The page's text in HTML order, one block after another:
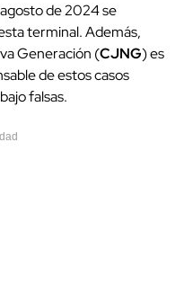
de 2024 se
terminal. Además,
Generación (CJNG) es
de estos casos
falsas.